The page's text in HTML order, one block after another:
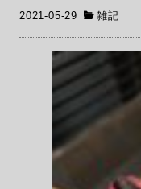
2021-05-29 雑記